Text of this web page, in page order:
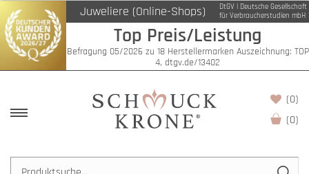
Juweliere (Online-Shops)
DtGV | Deutsche Gesellschaft
für Verbraucherstudien mbH
Top Preis/Leistung
Befragung 05/2026 zu 18 Herstellermarken Auszeichnung: TOP
4, dtgv.de/13402
(0)
(0)